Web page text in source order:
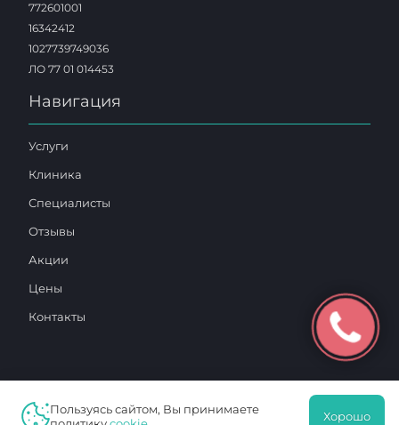
772601001
16342412
1027739749036
ЛО 77 01 014453
Навигация
Услуги
Клиника
Специалисты
Отзывы
Акции
Цены
Контакты
2025 © «Московский Доктор»
Пользуясь сайтом, Вы принимаете
Хорошо